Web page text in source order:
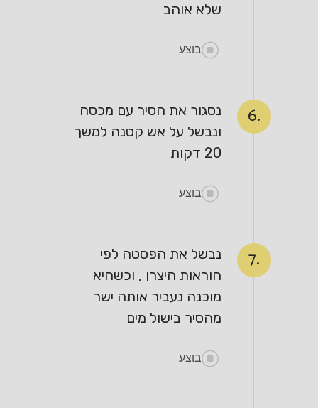
שלא אוהב
בוצע
6.
נסגור את הסיר עם מכסה
ונבשל על אש קטנה למשך
20 דקות
בוצע
7.
נבשל את הפסטה לפי
הוראות היצרן , וכשהיא
מוכנה נעביר אותה ישר
מהסיר בישול מים
בוצע